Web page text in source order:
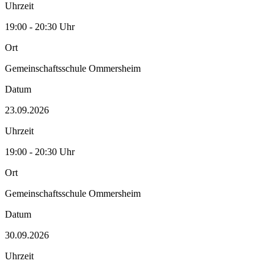
Uhrzeit
19:00 - 20:30 Uhr
Ort
Gemeinschaftsschule Ommersheim
Datum
23.09.2026
Uhrzeit
19:00 - 20:30 Uhr
Ort
Gemeinschaftsschule Ommersheim
Datum
30.09.2026
Uhrzeit